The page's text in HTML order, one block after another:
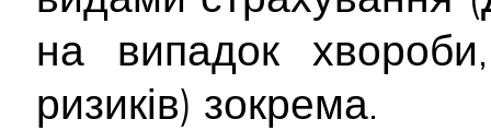
на випадок
ризиків) зокрема.